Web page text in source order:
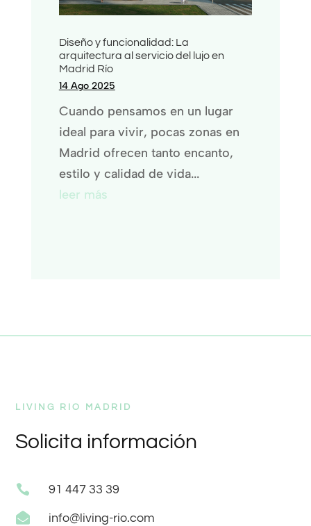
Diseño y funcionalidad: La
arquitectura al servicio del lujo en
Madrid Río
14 Ago 2025
Cuando pensamos en un lugar
ideal para vivir, pocas zonas en
Madrid ofrecen tanto encanto,
estilo y calidad de vida...
leer más
LIVING RIO MADRID
Solicita información
 91 447 33 39
 info@living-rio.com